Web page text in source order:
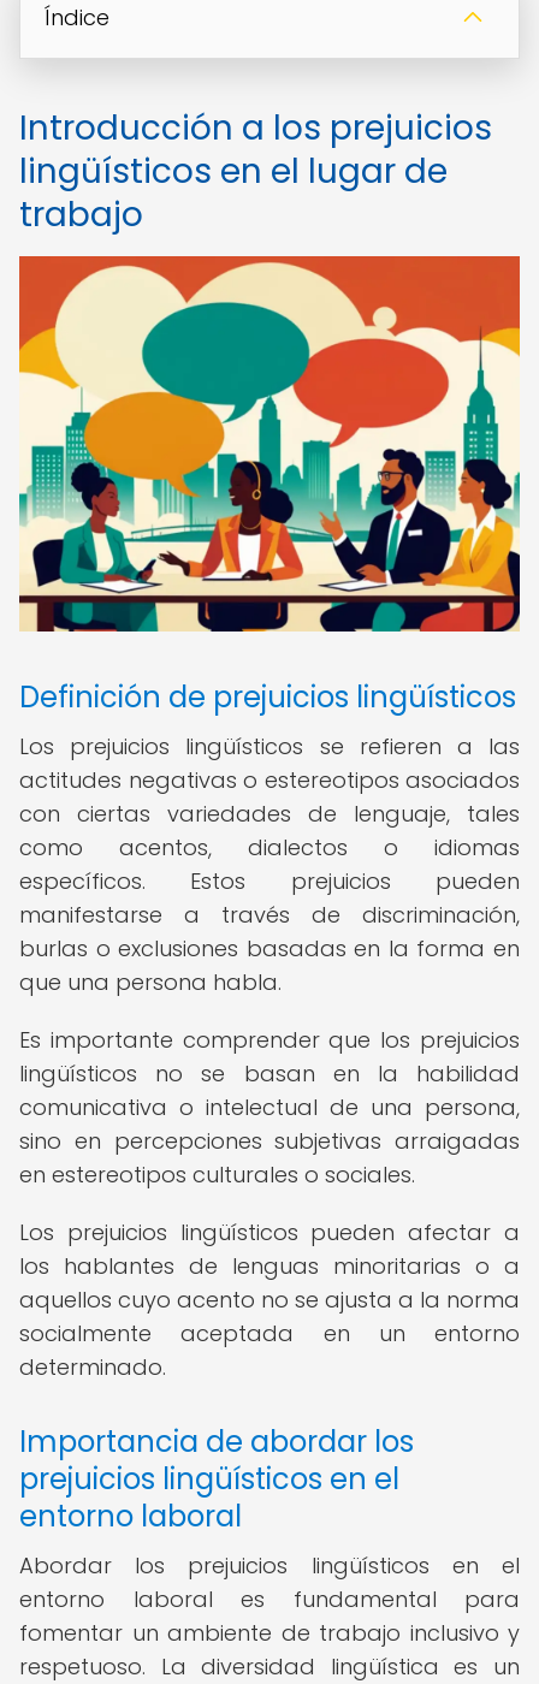
Índice
Introducción a los prejuicios
lingüísticos en el lugar de
trabajo
Definición de prejuicios lingüísticos
Los prejuicios lingüísticos se refieren a las
actitudes negativas o estereotipos asociados
con ciertas variedades de lenguaje, tales
como acentos, dialectos o idiomas
específicos. Estos prejuicios pueden
manifestarse a través de discriminación,
burlas o exclusiones basadas en la forma en
que una persona habla.
Es importante comprender que los prejuicios
lingüísticos no se basan en la habilidad
comunicativa o intelectual de una persona,
sino en percepciones subjetivas arraigadas
en estereotipos culturales o sociales.
Los prejuicios lingüísticos pueden afectar a
los hablantes de lenguas minoritarias o a
aquellos cuyo acento no se ajusta a la norma
socialmente aceptada en un entorno
determinado.
Importancia de abordar los
prejuicios lingüísticos en el
entorno laboral
Abordar los prejuicios lingüísticos en el
entorno laboral es fundamental para
fomentar un ambiente de trabajo inclusivo y
respetuoso. La diversidad lingüística es un